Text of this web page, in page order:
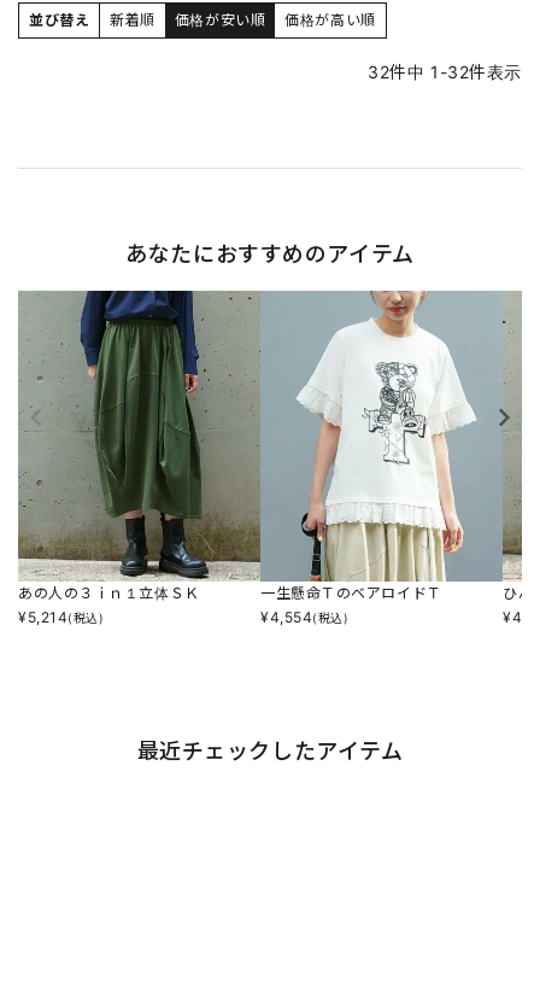
並び替え 新着順 価格が安い順 価格が高い順
32件中 1 -32件表示
あなたにおすすめのアイテム
あの人の３ｉｎ１立体ＳＫ
¥5,214(税込)
一生懸命ＴのベアロイドＴ
¥4,554(税込)
ひん
¥
最近チェックしたアイテム